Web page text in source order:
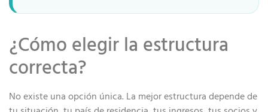
¿Cómo elegir la estructura
correcta?
No existe una opción única. La mejor estructura depende de